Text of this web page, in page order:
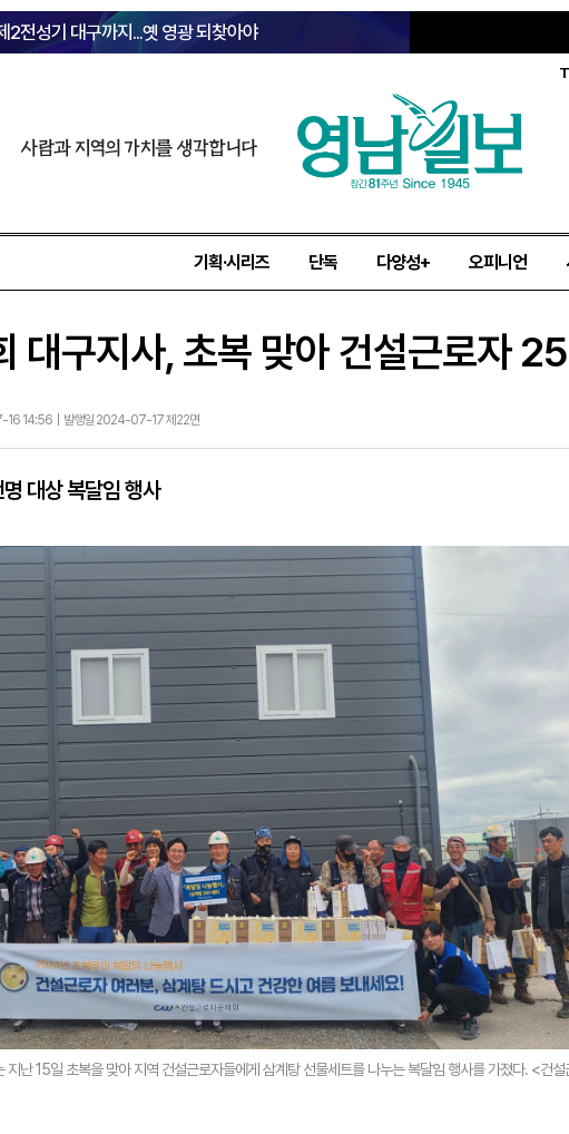
2전성기 대구까지...옛 영광 되찾아야
사람과 지역의 가치를 생각합니다
기획·시리즈 단독 다양성+ 오피니언
대구지사, 초복 맞아 건설근로자
14:56 | 발행일 2024-07-17 제22면
대상 복달임 행사
지난 15일 초복을 맞아 지역 건설근로자들에게 삼계탕 선물세트를 나누는 복달임 행사를 가졌다. <건설